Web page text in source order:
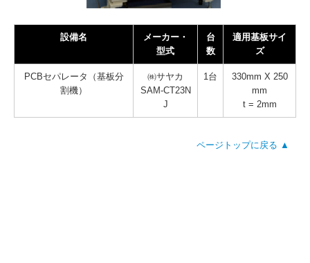
設備名
メーカー・
型式
台
数
適用基板サイ
ズ
PCBセパレータ（基板分
割機）
㈱サヤカ
SAM-CT23N
J
1台
330mm X 250
mm
t = 2mm
ページトップに戻る ▲